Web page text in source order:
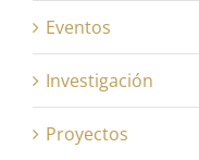
Eventos
Investigación
Proyectos